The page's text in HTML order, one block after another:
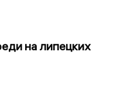
на липецких